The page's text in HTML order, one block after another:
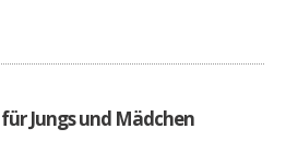
Jungs und Mädchen